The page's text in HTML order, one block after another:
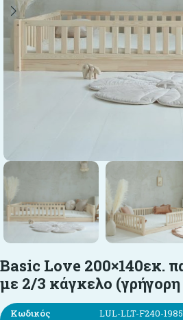
Basic Love 200×140εκ.
με 2/3 κάγκελο
Κωδικός
LUL-LLT-F240-